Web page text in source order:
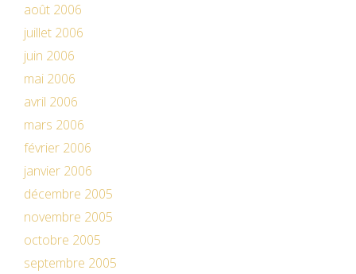
août 2006
juillet 2006
juin 2006
mai 2006
avril 2006
mars 2006
février 2006
janvier 2006
décembre 2005
novembre 2005
octobre 2005
septembre 2005